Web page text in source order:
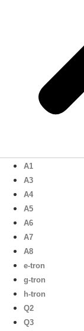
A1
A3
A4
A5
A6
A7
A8
e-tron
g-tron
h-tron
Q2
Q3